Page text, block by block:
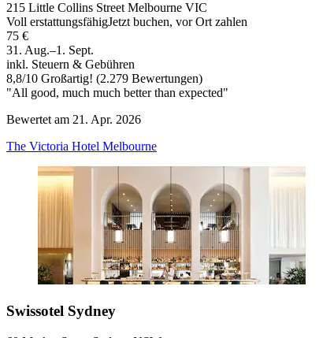
215 Little Collins Street Melbourne VIC
Voll erstattungsfähigJetzt buchen, vor Ort zahlen
75 €
31. Aug.–1. Sept.
inkl. Steuern & Gebühren
8,8/10 Großartig! (2.279 Bewertungen)
"All good, much much better than expected"
Bewertet am 21. Apr. 2026
The Victoria Hotel Melbourne
Swissotel Sydney